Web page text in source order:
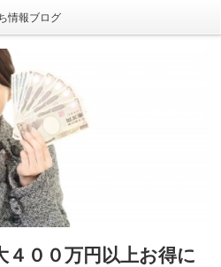
情報ブログ
４００万円以上お得に
『欠陥住宅』ならない
の寿命は違う！？
にかかる！？原因や対
の災害や事故の時にど